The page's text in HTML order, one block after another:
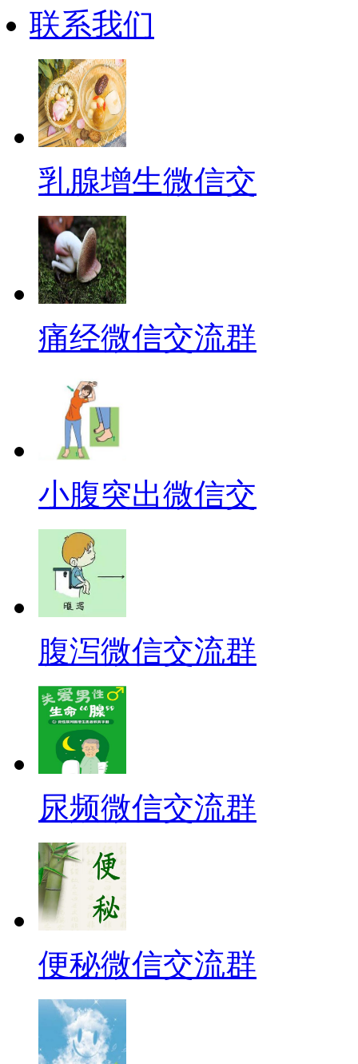
联系我们
乳腺增生微信交
痛经微信交流群
小腹突出微信交
腹泻微信交流群
尿频微信交流群
便秘微信交流群